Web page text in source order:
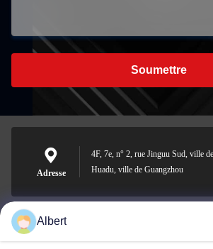
Soumettre
Adresse
4F, 7e, n° 2, rue Jinguu Sud, ville
Huadu, ville de Guangzhou
james@yimiautoparts.com
Albert